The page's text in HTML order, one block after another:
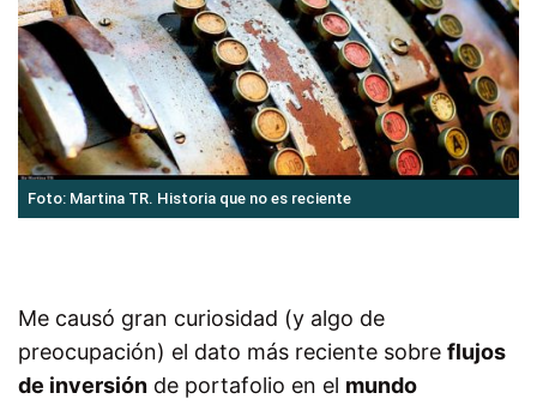
Foto: Martina TR. Historia que no es reciente
Me causó gran curiosidad (y algo de
preocupación) el dato más reciente sobre flujos
de inversión de portafolio en el mundo